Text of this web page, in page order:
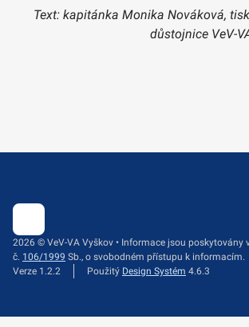
Text: kapitánka Monika Nováková,
důstojnice VeV-
2026 © VeV-VA Vyškov • Informace jsou poskytovány
č. 106/1999 Sb., o svobodném přístupu k informacím.
Verze 1.2.2
Použitý Design Systém 4.6.3